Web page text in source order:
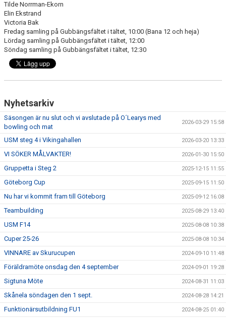
Tilde Norrman-Ekorn
Elin Ekstrand
Victoria Bak
Fredag samling på Gubbängsfältet i tältet, 10:00 (Bana 12 och heja)
Lördag samling på Gubbängsfältet i tältet, 12:00
Söndag samling på Gubbängsfältet i tältet, 12:30
Nyhetsarkiv
Säsongen är nu slut och vi avslutade på O´Learys med
bowling och mat
2026-03-29 15:58
USM steg 4 i Vikingahallen 2026-03-20 13:33
VI SÖKER MÅLVAKTER! 2026-01-30 15:50
Gruppetta i Steg 2 2025-12-15 11:55
Göteborg Cup 2025-09-15 11:50
Nu har vi kommit fram till Göteborg 2025-09-12 16:08
Teambuilding 2025-08-29 13:40
USM F14 2025-08-08 10:38
Cuper 25-26 2025-08-08 10:34
VINNARE av Skurucupen 2024-09-10 11:48
Föräldramöte onsdag den 4 september 2024-09-01 19:28
Sigtuna Möte 2024-08-31 11:03
Skånela söndagen den 1 sept. 2024-08-28 14:21
Funktionärsutbildning FU1 2024-08-25 01:40